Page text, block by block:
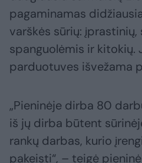
pagaminamas
varškės sūrių: įprastinių,
spanguolėmis ir kitokių.
parduotuves išvežama
„Pieninėje dirba 80
iš jų dirba būtent
rankų darbas, kurio
pakeisti“, – teigė